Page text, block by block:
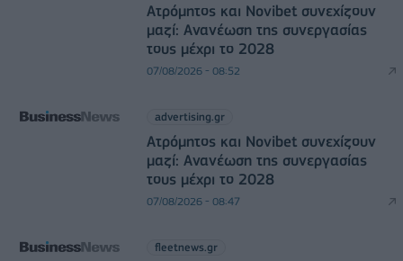
Ατρόμητος και Novibet συνεχίζουν
μαζί: Ανανέωση της συνεργασίας
τους μέχρι το 2028
07/08/2026 - 08:52
advertising.gr
Ατρόμητος και Novibet συνεχίζουν
μαζί: Ανανέωση της συνεργασίας
τους μέχρι το 2028
07/08/2026 - 08:47
fleetnews.gr